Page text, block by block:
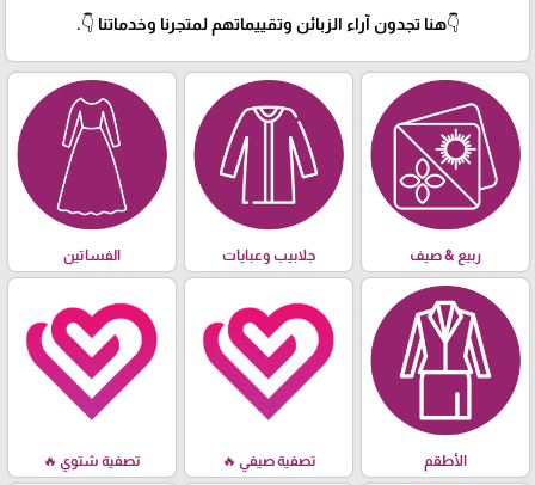
👇هنا تجدون آراء الزبائن وتقييماتهم لمتجرنا وخدماتنا 👇.
ربيع & صيف جلابيب وعبايات الفساتين
الأطقم تصفية صيفي 🔥 تصفية شتوي 🔥